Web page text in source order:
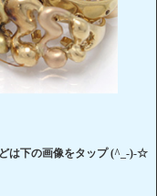
は下の画像をタップ (^_-)-☆